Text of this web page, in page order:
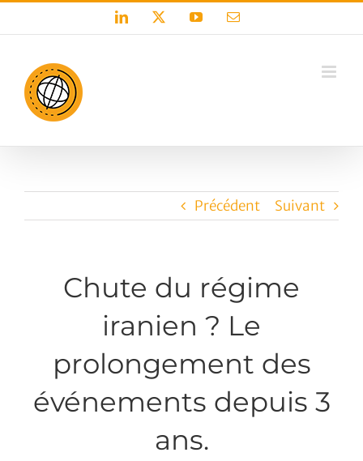
LinkedIn YouTubeEmail
Précédent Suivant
Chute du régime
iranien ? Le
prolongement des
événements depuis 3
ans.